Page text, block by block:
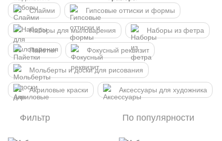
Слайми Гипсовые оттиски и формы
Наборы для мыловарения Наборы из фетра
Пайетки Фокусный реквизит
Мольберты и доски для рисования
Акриловые краски Аксессуары для художника
Фильтр По популярности